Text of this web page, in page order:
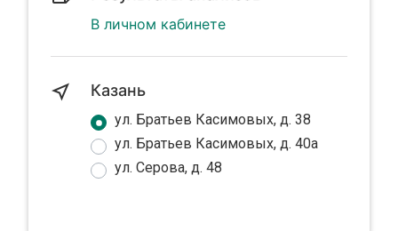
В личном кабинете
Казань
ул. Братьев Касимовых, д. 38
ул. Братьев Касимовых, д. 40а
ул. Серова, д. 48